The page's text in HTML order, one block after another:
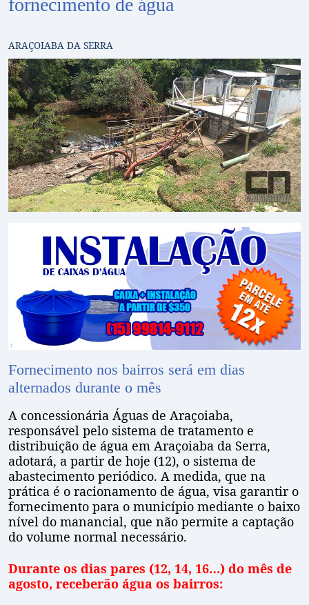
fornecimento de água
ARAÇOIABA DA SERRA
Fornecimento nos bairros será em dias
alternados durante o mês
A concessionária Águas de Araçoiaba,
responsável pelo sistema de tratamento e
distribuição de água em Araçoiaba da Serra,
adotará, a partir de hoje (12), o sistema de
abastecimento periódico. A medida, que na
prática é o racionamento de água, visa garantir o
fornecimento para o município mediante o baixo
nível do manancial, que não permite a captação
do volume normal necessário.
Durante os dias pares (12, 14, 16…) do mês de
agosto, receberão água os bairros: